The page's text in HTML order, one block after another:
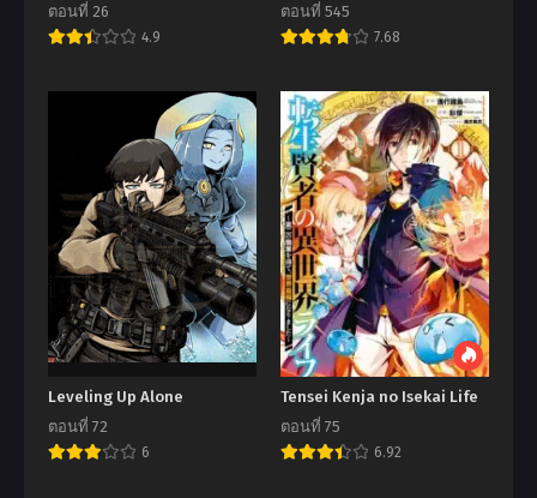
ตอนที่ 26
4.9
ตอนที่ 545
7.68
Leveling Up Alone
ตอนที่ 72
6
Tensei Kenja no Isekai Life
ตอนที่ 75
6.92